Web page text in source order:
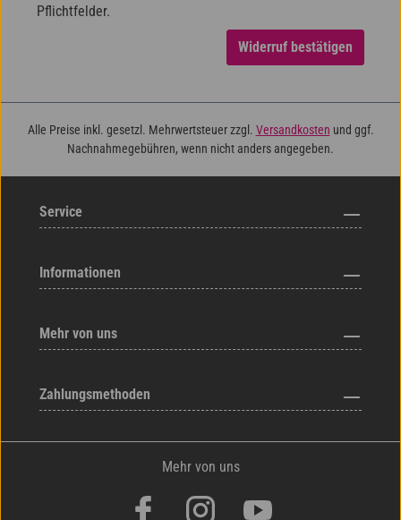
Pflichtfelder.
Widerruf bestätigen
Alle Preise inkl. gesetzl. Mehrwertsteuer zzgl. Versandkosten und ggf.
Nachnahmegebühren, wenn nicht anders angegeben.
Service
Informationen
Mehr von uns
Zahlungsmethoden
Mehr von uns